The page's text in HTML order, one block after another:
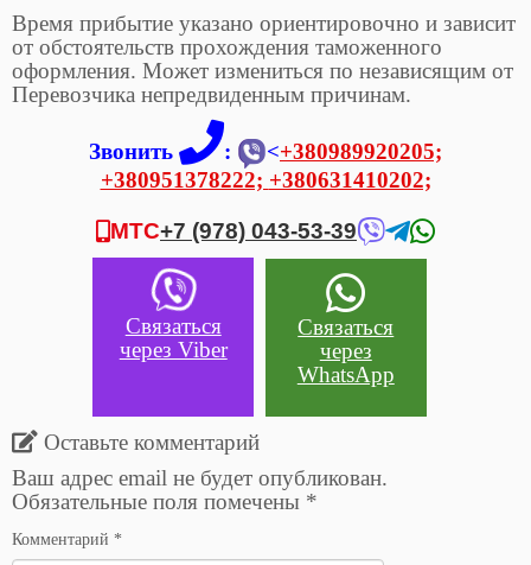
Время прибытие указано ориентировочно и зависит
от обстоятельств прохождения таможенного
оформления. Может измениться по независящим от
Перевозчика непредвиденным причинам.
Звонить : <+380989920205;
+380951378222; +380631410202;
МТС+7 (978) 043-53-39
Связаться
через Viber
Связаться
через
WhatsApp
Оставьте комментарий
Ваш адрес email не будет опубликован.
Обязательные поля помечены *
Комментарий *